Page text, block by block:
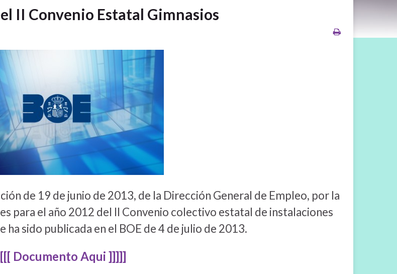
II Convenio Estatal Gimnasios
de 19 de junio de 2013, de la Dirección General de Empleo, por la
para el año 2012 del II Convenio colectivo estatal de instalaciones
ha sido publicada en el BOE de 4 de julio de 2013.
Documento Aqui ]]]]]